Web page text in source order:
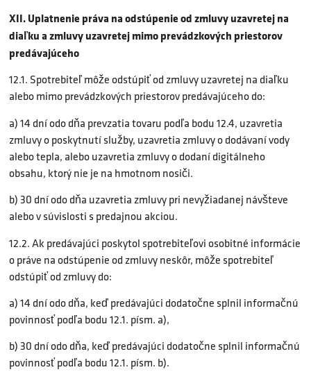
XII. Uplatnenie práva na odstúpenie od zmluvy uzavretej na
diaľku a zmluvy uzavretej mimo prevádzkových priestorov
predávajúceho
12.1. Spotrebiteľ môže odstúpiť od zmluvy uzavretej na diaľku
alebo mimo prevádzkových priestorov predávajúceho do:
a) 14 dní odo dňa prevzatia tovaru podľa bodu 12.4, uzavretia
zmluvy o poskytnutí služby, uzavretia zmluvy o dodávaní vody
alebo tepla, alebo uzavretia zmluvy o dodaní digitálneho
obsahu, ktorý nie je na hmotnom nosiči.
b) 30 dní odo dňa uzavretia zmluvy pri nevyžiadanej návšteve
alebo v súvislosti s predajnou akciou.
12.2. Ak predávajúci poskytol spotrebiteľovi osobitné informácie
o práve na odstúpenie od zmluvy neskôr, môže spotrebiteľ
odstúpiť od zmluvy do:
a) 14 dní odo dňa, keď predávajúci dodatočne splnil informačnú
povinnosť podľa bodu 12.1. písm. a),
b) 30 dní odo dňa, keď predávajúci dodatočne splnil informačnú
povinnosť podľa bodu 12.1. písm. b).